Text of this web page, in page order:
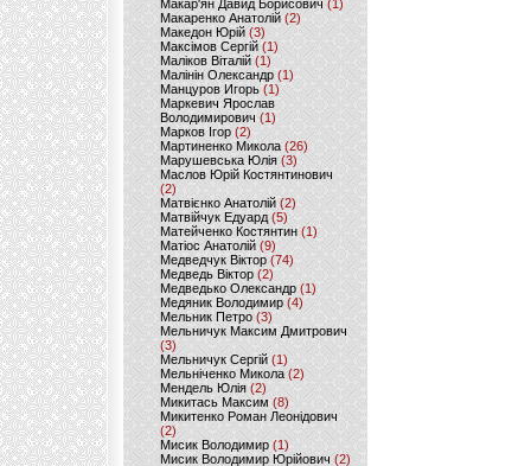
Макар'ян Давид Борисович(1)
Макаренко Анатолій (2)
Македон Юрій(3)
Максімов Сергій (1)
Маліков Віталій (1)
Малінін Олександр (1)
Манцуров Игорь (1)
Маркевич Ярослав
Володимирович (1)
Марков Ігор (2)
Мартиненко Микола (26)
Марушевська Юлія (3)
Маслов Юрій Костянтинович
(2)
Матвієнко Анатолій (2)
Матвійчук Едуард(5)
Матейченко Костянтин (1)
Матіос Анатолій (9)
Медведчук Віктор(74)
Медведь Віктор (2)
Медведько Олександр (1)
Медяник Володимир(4)
Мельник Петро (3)
Мельничук Максим Дмитрович
(3)
Мельничук Сергій (1)
Мельніченко Микола (2)
Мендель Юлія (2)
Микитась Максим (8)
Микитенко Роман Леонідович
(2)
Мисик Володимир (1)
Мисик Володимир Юрійович(2)